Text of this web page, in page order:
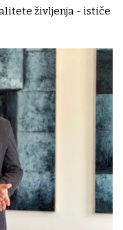
življenja - ističe